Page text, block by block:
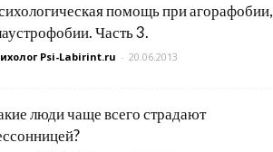
помощь при агорафобии,
Часть 3.
Psi-Labirint.ru - 20.06.2013
люди чаще всего страдают